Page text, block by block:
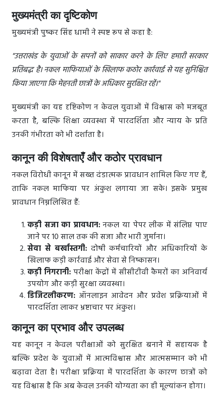
मुख्यमंत्री का दृष्टिकोण
मुख्यमंत्री पुष्कर सिंह धामी ने स्पष्ट रूप से कहा है:
"उत्तराखंड के युवाओं के सपनों को साकार करने के लिए हमारी सरकार
प्रतिबद्ध है। नकल माफियाओं के खिलाफ कठोर कार्रवाई से यह सुनिश्चित
किया जाएगा कि मेहनती छात्रों के अधिकार सुरक्षित रहें।"
मुख्यमंत्री का यह दृष्टिकोण न केवल युवाओं में विश्वास को मजबूत
करता है, बल्कि शिक्षा व्यवस्था में पारदर्शिता और न्याय के प्रति
उनकी गंभीरता को भी दर्शाता है।
कानून की विशेषताएँ और कठोर प्रावधान
नकल विरोधी कानून में सख्त दंडात्मक प्रावधान शामिल किए गए हैं,
ताकि नकल माफिया पर अंकुश लगाया जा सके। इसके प्रमुख
प्रावधान निम्नलिखित हैं:
कड़ी सजा का प्रावधान:नकल या पेपर लीक में संलिप्त पाए
जाने पर 10 साल तक की सजा और भारी जुर्माना।
सेवा से बर्खास्तगी:दोषी कर्मचारियों और अधिकारियों के
खिलाफ कड़ी कार्रवाई और सेवा से निष्कासन।
कड़ी निगरानी:परीक्षा केंद्रों में सीसीटीवी कैमरों का अनिवार्य
उपयोग और कड़ी सुरक्षा व्यवस्था।
डिजिटलीकरण: ऑनलाइन आवेदन और प्रवेश प्रक्रियाओं में
पारदर्शिता लाकर भ्रष्टाचार पर अंकुश।
कानून का प्रभाव और उपलब्ध
यह कानून न केवल परीक्षाओं को सुरक्षित बनाने में सहायक है
बल्कि प्रदेश के युवाओं में आत्मविश्वास और आत्मसम्मान को भी
बढ़ावा देता है। परीक्षा प्रक्रिया में पारदर्शिता के कारण छात्रों को
यह विश्वास है कि अब केवल उनकी योग्यता का ही मूल्यांकन होगा।